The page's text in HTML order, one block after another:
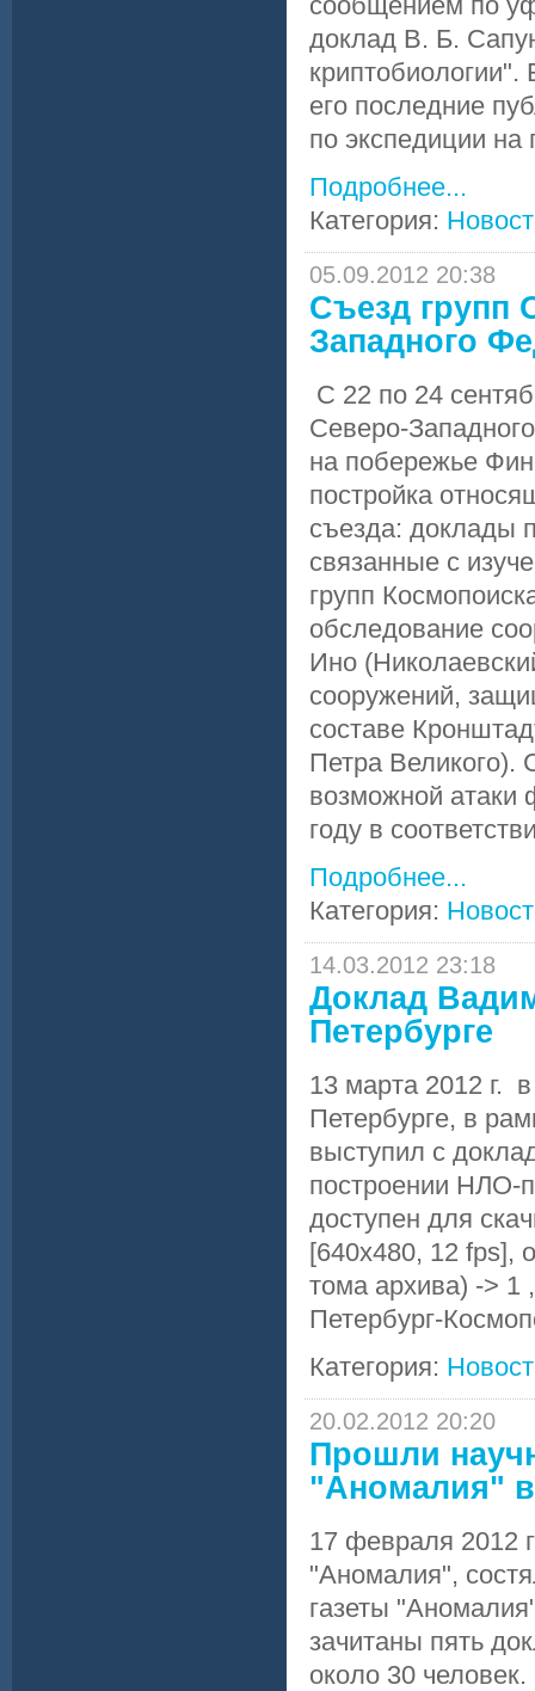
доклад В. Б.
его последние
по экспедиции на
Подробнее...
Категория:
05.09.2012 20:38
Cъезд
Западного
С 22 по 24
Северо-
на побережье
постройка
съезда: доклады
связанные с
групп
обследование
Ино
сооружений,
составе
Петра Великого).
возможной атаки
году в
Подробнее...
Категория:
14.03.2012 23:18
Доклад
Петербурге
13 марта 2012 г.
Петербурге, в
выступил с
построении НЛО-
доступен для
[640x480, 12 fps],
тома архива) -> 1
Петербург-
Категория:
20.02.2012 20:20
Прошли
"Аномалия" в
17 февраля 2012
"Аномалия",
газеты
зачитаны пять
около 30